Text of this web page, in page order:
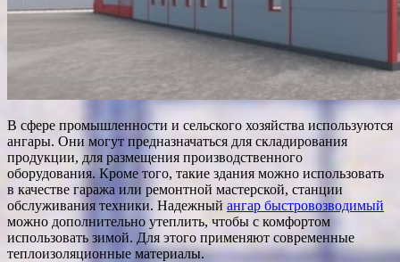
В сфере промышленности и сельского хозяйства используются
ангары. Они могут предназначаться для складирования
продукции, для размещения производственного
оборудования. Кроме того, такие здания можно использовать
в качестве гаража или ремонтной мастерской, станции
обслуживания техники. Надежный ангар быстровозводимый
можно дополнительно утеплить, чтобы с комфортом
использовать зимой. Для этого применяют современные
теплоизоляционные материалы.